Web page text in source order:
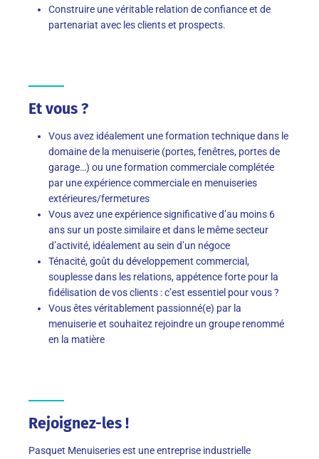
Construire une véritable relation de confiance et de
partenariat avec les clients et prospects.
Et vous ?
Vous avez idéalement une formation technique dans le
domaine de la menuiserie (portes, fenêtres, portes de
garage…) ou une formation commerciale complétée
par une expérience commerciale en menuiseries
extérieures/fermetures
Vous avez une expérience significative d’au moins 6
ans sur un poste similaire et dans le même secteur
d’activité, idéalement au sein d’un négoce
Ténacité, goût du développement commercial,
souplesse dans les relations, appétence forte pour la
fidélisation de vos clients : c’est essentiel pour vous ?
Vous êtes véritablement passionné(e) par la
menuiserie et souhaitez rejoindre un groupe renommé
en la matière
Rejoignez-les !
Pasquet Menuiseries est une entreprise industrielle